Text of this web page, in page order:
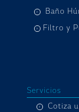
Baño
Filtro y
Servicios
Cotiza